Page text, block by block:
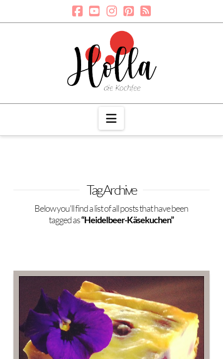
Navigation
Tag Archive
Below you'll find a list of all posts that have been
tagged as“Heidelbeer-Käsekuchen”